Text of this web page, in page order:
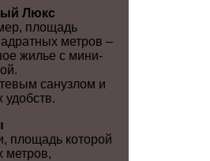
Люкс
площадь
метров –
жилье с мини-
санузлом и
удобств.
площадь которой
метров,